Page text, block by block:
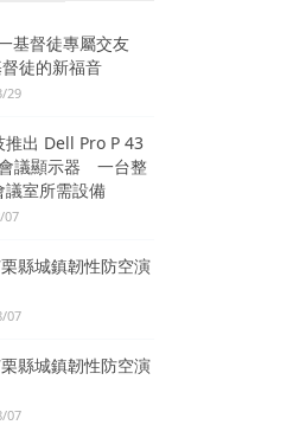
基督徒專屬交友
徒的新福音
29
推出 Dell Pro P 43
議顯示器 一台整
議室所需設備
07
縣城鎮韌性防空演
07
縣城鎮韌性防空演
07